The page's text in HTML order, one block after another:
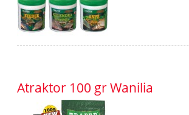
Atraktor 100 gr Wanilia